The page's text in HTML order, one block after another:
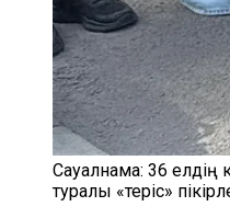
Сауалнама: 36 елдің
туралы «теріс»